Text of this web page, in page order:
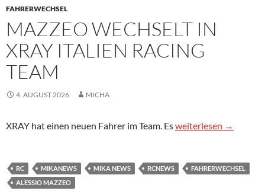
FAHRERWECHSEL
MAZZEO WECHSELT IN
XRAY ITALIEN RACING
TEAM
4. AUGUST 2026 MICHA
XRAY hat einen neuen Fahrer im Team. EsMazzeo wechselt in
weiterlesen →
RC MIKANEWS MIKA NEWS RCNEWS
FAHRERWECHSEL
ALESSIO MAZZEO